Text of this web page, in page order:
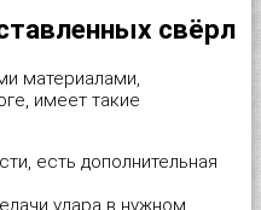
(белый, черный)
теплого пола
"Spardia"
свёрл
материалами,
имеет такие
есть дополнительная
удара в нужном